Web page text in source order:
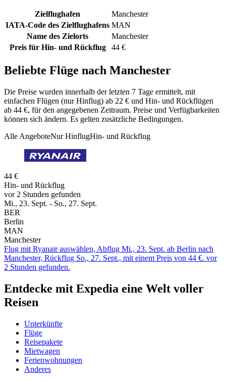
Zielflughafen
Manchester
IATA-Code des Zielflughafens MAN
Name des Zielorts
Manchester
Preis für Hin- und Rückflug
44 €
Beliebte Flüge nach Manchester
Die Preise wurden innerhalb der letzten 7 Tage ermittelt, mit
einfachen Flügen (nur Hinflug) ab 22 € und Hin- und Rückflügen
ab 44 €, für den angegebenen Zeitraum. Preise und Verfügbarkeiten
können sich ändern. Es gelten zusätzliche Bedingungen.
Alle AngeboteNur HinflugHin- und Rückflug
44 €
Hin- und Rückflug
vor 2 Stunden gefunden
Mi., 23. Sept. - So., 27. Sept.
BER
Berlin
MAN
Manchester
Flug mit Ryanair auswählen, Abflug Mi., 23. Sept. ab Berlin nach
Manchester, Rückflug So., 27. Sept., mit einem Preis von 44 €. vor
2 Stunden gefunden.
Entdecke mit Expedia eine Welt voller
Reisen
Unterkünfte
Flüge
Reisepakete
Mietwagen
Ferienwohnungen
Anderes